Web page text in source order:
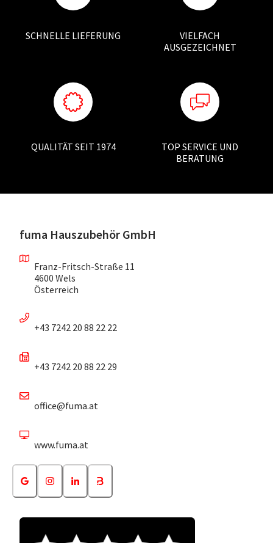
SCHNELLE LIEFERUNG
VIELFACH
AUSGEZEICHNET
QUALITÄT SEIT 1974
TOP SERVICE UND
BERATUNG
fuma Hauszubehör GmbH
Franz-Fritsch-Straße 11
4600 Wels
Österreich
+43 7242 20 88 22 22
+43 7242 20 88 22 29
office@fuma.at
www.fuma.at